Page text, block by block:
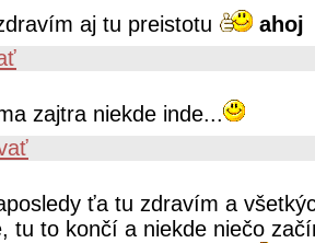
aj tu preistotu
ahoj
zajtra niekde inde...
ťa tu zdravím a
tu to končí a niekde niečo